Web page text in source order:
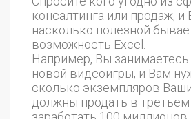
консалтинга или продаж, и
насколько полезной
возможность Excel.
Например, Вы
новой видеоигры, и Вам
сколько экземпляров
должны продать в